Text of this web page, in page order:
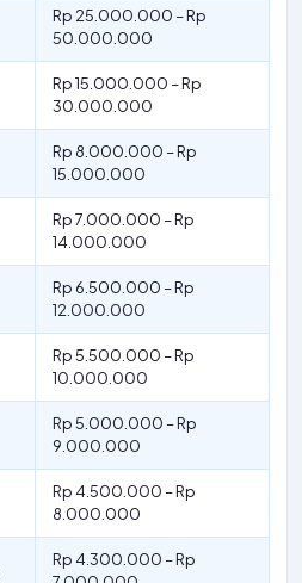
Rp 25.000.000 – Rp
50.000.000
Rp 15.000.000 – Rp
30.000.000
Rp 8.000.000 – Rp
15.000.000
Rp 7.000.000 – Rp
14.000.000
Rp 6.500.000 – Rp
12.000.000
Rp 5.500.000 – Rp
10.000.000
Rp 5.000.000 – Rp
9.000.000
Rp 4.500.000 – Rp
8.000.000
Rp 4.300.000 – Rp